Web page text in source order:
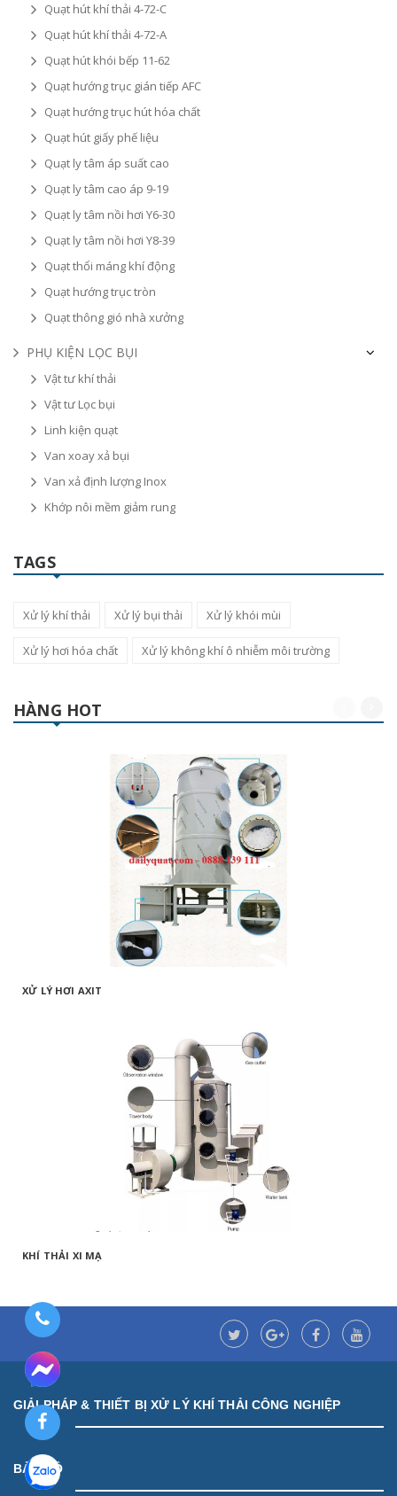
Quạt hút khí thải 4-72-C
Quạt hút khí thải 4-72-A
Quạt hút khói bếp 11-62
Quạt hướng trục gián tiếp AFC
Quạt hướng trục hút hóa chất
Quạt hút giấy phế liệu
Quạt ly tâm áp suất cao
Quạt ly tâm cao áp 9-19
Quạt ly tâm nồi hơi Y6-30
Quạt ly tâm nồi hơi Y8-39
Quạt thổi máng khí động
Quạt hướng trục tròn
Quạt thông gió nhà xưởng
PHỤ KIỆN LỌC BỤI
Vật tư khí thải
Vật tư Lọc bụi
Linh kiện quạt
Van xoay xả bụi
Van xả định lượng Inox
Khớp nôi mềm giảm rung
TAGS
Xử lý khí thải Xử lý bụi thải Xử lý khói mùi
Xử lý hơi hóa chất Xử lý không khí ô nhiễm môi trường
HÀNG HOT
XỬ LÝ HƠI AXIT
KHÍ THẢI XI MẠ
GIẢI PHÁP & THIẾT BỊ XỬ LÝ KHÍ THẢI CÔNG NGHIỆP
BẢN ĐỒ